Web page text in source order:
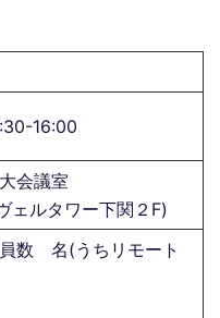
16:00
会議室
ェルタワー下関２F)
名(うちリモート